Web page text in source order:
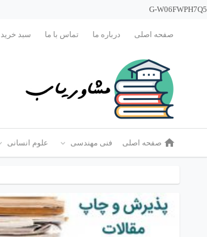
G-W06FWPH7Q5
صفحه اصلی درباره ما تماس با ما سبد خرید
صفحه اصلی فنی مهندسی علوم انسانی